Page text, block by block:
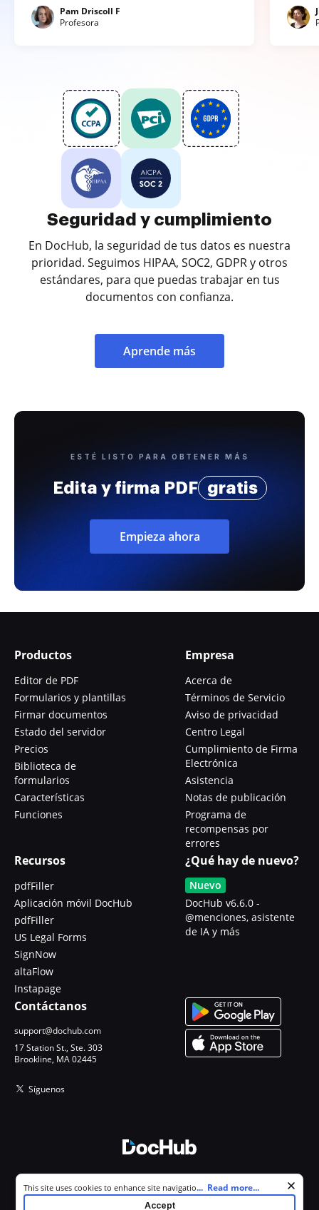
Pam Driscoll F
Profesora
Seguridad y cumplimiento
En DocHub, la seguridad de tus datos es nuestra
prioridad. Seguimos HIPAA, SOC2, GDPR y otros
estándares, para que puedas trabajar en tus
documentos con confianza.
Aprende más
ESTÉ LISTO PARA OBTENER MÁS
Edita y firma PDF gratis
Empieza ahora
Productos
Editor de PDF
Formularios y plantillas
Firmar documentos
Estado del servidor
Precios
Biblioteca de
formularios
Características
Funciones
Empresa
Acerca de
Términos de Servicio
Aviso de privacidad
Centro Legal
Cumplimiento de Firma
Electrónica
Asistencia
Notas de publicación
Programa de
recompensas por
errores
Recursos
pdfFiller
Aplicación móvil DocHub
pdfFiller
US Legal Forms
SignNow
altaFlow
Instapage
¿Qué hay de nuevo?
Nuevo
DocHub v6.6.0 -
@menciones, asistente
de IA y más
Contáctanos
support@dochub.com
17 Station St., Ste. 303
Brookline, MA 02445
Síguenos
Todos los derechos reservados.
Cookie consent notice
This site uses cookies to enhance site navigation and personalize
your experience. By using this site you agree to our use of cookies as
... Read more...
Accept